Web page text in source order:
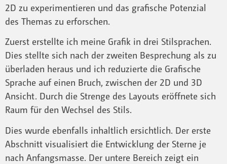
2D zu experimentieren und das grafische Potenzial
des Themas zu erforschen.
Zuerst erstellte ich meine Grafik in drei Stilsprachen.
Dies stellte sich nach der zweiten Besprechung als zu
überladen heraus und ich reduzierte die Grafische
Sprache auf einen Bruch, zwischen der 2D und 3D
Ansicht. Durch die Strenge des Layouts eröffnete sich
Raum für den Wechsel des Stils.
Dies wurde ebenfalls inhaltlich ersichtlich. Der erste
Abschnitt visualisiert die Entwicklung der Sterne je
nach Anfangsmasse. Der untere Bereich zeigt ein